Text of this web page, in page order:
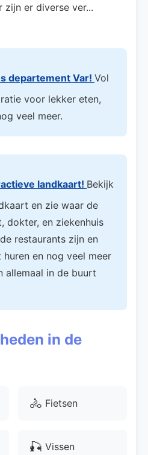
zijn er diverse ver...
departement Var! Vol
voor lekker eten,
veel meer.
landkaart! Bekijk
en zie waar de
dokter, en ziekenhuis
restaurants zijn en
en nog veel meer
allemaal in de buurt
in de
🚴 Fietsen
🎣 Vissen